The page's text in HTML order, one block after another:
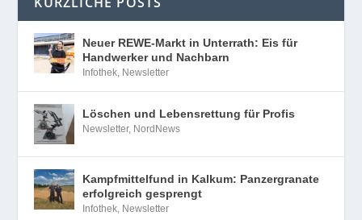
Neuer REWE-Markt in Unterrath: Eis für
Handwerker und Nachbarn
Infothek, Newsletter
Löschen und Lebensrettung für Profis
Newsletter, NordNews
Kampfmittelfund in Kalkum: Panzergranate
erfolgreich gesprengt
Infothek, Newsletter